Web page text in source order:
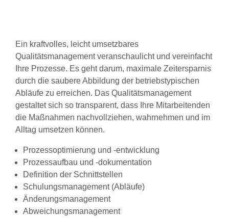
Ein kraftvolles, leicht umsetzbares
Qualitätsmanagement veranschaulicht und vereinfacht
Ihre Prozesse. Es geht darum, maximale Zeitersparnis
durch die saubere Abbildung der betriebstypischen
Abläufe zu erreichen. Das Qualitätsmanagement
gestaltet sich so transparent, dass Ihre Mitarbeitenden
die Maßnahmen nachvollziehen, wahrnehmen und im
Alltag umsetzen können.
Prozessoptimierung und -entwicklung
Prozessaufbau und -dokumentation
Definition der Schnittstellen
Schulungsmanagement (Abläufe)
Änderungsmanagement
Abweichungsmanagement